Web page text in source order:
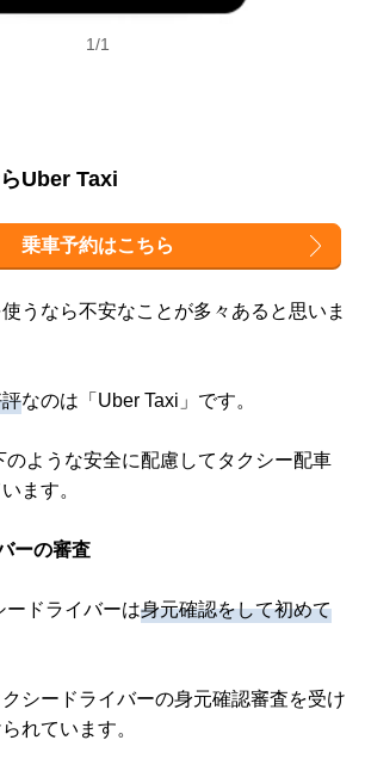
1/1
Uber Taxi
乗車予約はこちら
うなら不安なことが多々あると思いま
なのは「Uber Taxi」です。
のような安全に配慮してタクシー配車
ます。
ーの審査
ードライバーは身元確認をして初めて
シードライバーの身元確認審査を受け
れています。